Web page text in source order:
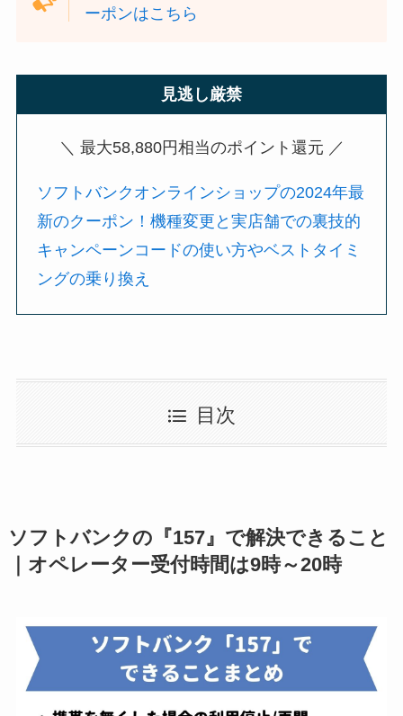
ーポンはこちら
見逃し厳禁
＼ 最大58,880円相当のポイント還元 ／
ソフトバンクオンラインショップの2024年最
新のクーポン！機種変更と実店舗での裏技的
キャンペーンコードの使い方やベストタイミ
ングの乗り換え
目次
ソフトバンクの『157』で解決できること
｜オペレーター受付時間は9時～20時